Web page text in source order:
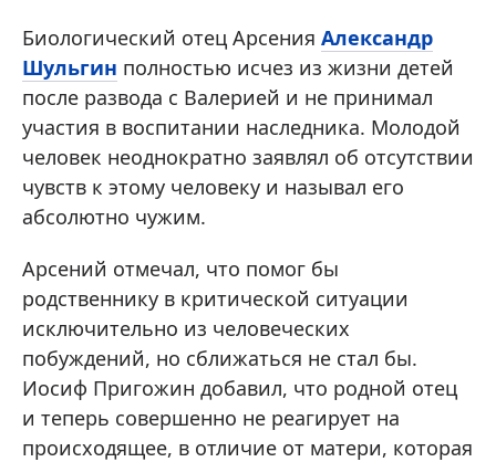
Биологический отец Арсения Александр
Шульгин полностью исчез из жизни детей
после развода с Валерией и не принимал
участия в воспитании наследника. Молодой
человек неоднократно заявлял об отсутствии
чувств к этому человеку и называл его
абсолютно чужим.
Арсений отмечал, что помог бы
родственнику в критической ситуации
исключительно из человеческих
побуждений, но сближаться не стал бы.
Иосиф Пригожин добавил, что родной отец
и теперь совершенно не реагирует на
происходящее, в отличие от матери, которая